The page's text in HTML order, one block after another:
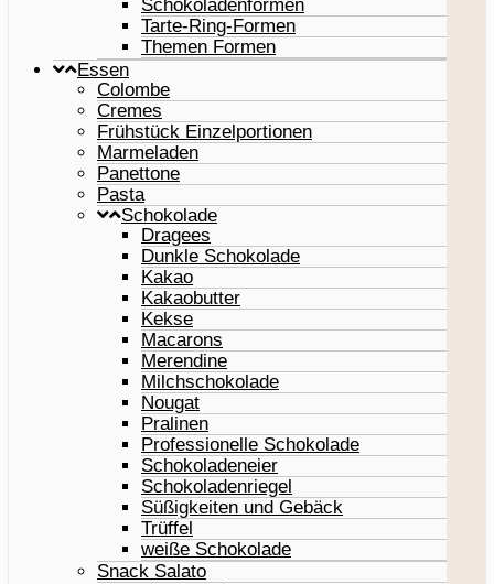
Schokoladenformen
Tarte-Ring-Formen
Themen Formen
Essen
Colombe
Cremes
Frühstück Einzelportionen
Marmeladen
Panettone
Pasta
Schokolade
Dragees
Dunkle Schokolade
Kakao
Kakaobutter
Kekse
Macarons
Merendine
Milchschokolade
Nougat
Pralinen
Professionelle Schokolade
Schokoladeneier
Schokoladenriegel
Süßigkeiten und Gebäck
Trüffel
weiße Schokolade
Snack Salato